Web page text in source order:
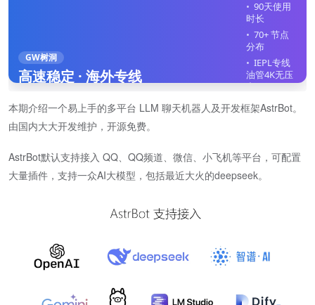
GW树洞
高速稳定 · 海外专线
90天使用
时长
70+ 节点
分布
IEPL专线
油管4K无压
力
全平台客
户端
立即注册
本期介绍一个易上手的多平台 LLM 聊天机器人及开发框架AstrBot。
由国内大大开发维护，开源免费。
AstrBot默认支持接入 QQ、QQ频道、微信、小飞机等平台，可配置
大量插件，支持一众AI大模型，包括最近大火的deepseek。